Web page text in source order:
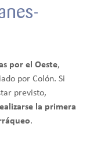
por el Oeste,
por Colón. Si
previsto,
la primera
.